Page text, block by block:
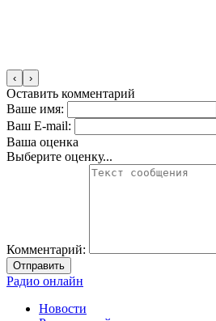
‹ ›
Оставить комментарий
Ваше имя:
Ваш E-mail:
Ваша оценка
Выберите оценку...
Комментарий:
Отправить
Радио онлайн
Новости